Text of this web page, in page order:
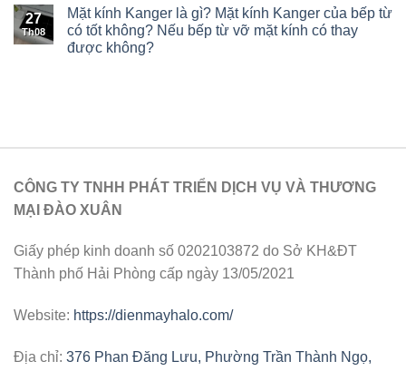
27
Th08
Mặt kính Kanger là gì? Mặt kính Kanger của bếp từ
có tốt không? Nếu bếp từ vỡ mặt kính có thay
được không?
CÔNG TY TNHH PHÁT TRIỂN DỊCH VỤ VÀ THƯƠNG
MẠI ĐÀO XUÂN
Giấy phép kinh doanh số 0202103872 do Sở KH&ĐT
Thành phố Hải Phòng cấp ngày 13/05/2021
Website: https://dienmayhalo.com/
Địa chỉ: 376 Phan Đăng Lưu, Phường Trần Thành Ngọ,